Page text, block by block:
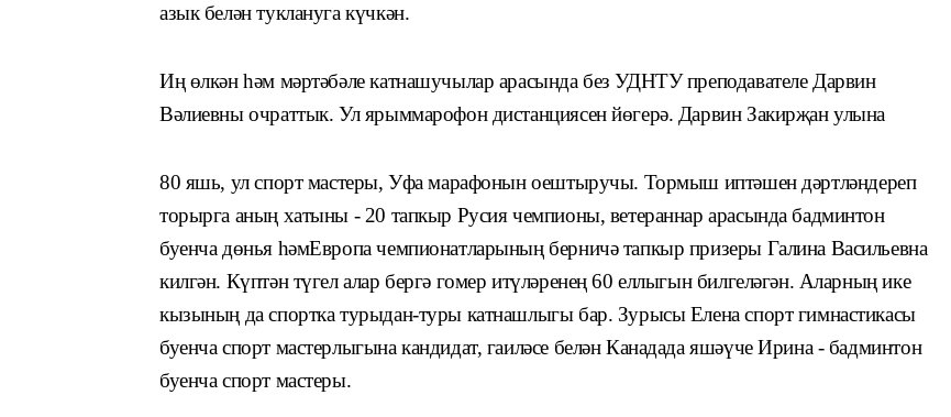
азык белән туклануга күчкән.
Иң өлкән һәм мәртәбәле катнашучылар арасында без УДНТУ преподавателе Дарвин
Вәлиевны очраттык. Ул ярыммарофон дис­танциясен йөгерә. Дарвин Закирҗан улына
80 яшь, ул спорт мастеры, Уфа марафонын оештыручы. Тормыш иптәшен дәртләндереп
торырга аның хатыны - 20 тапкыр Русия чемпи­оны, ветераннар арасында бадминтон
буенча дөнья һәмЕвропа чемпионатларының берничә тапкыр призеры Галина Васильевна
килгән. Күптән түгел алар бергә гомер итүләренең 60 еллыгын билгеләгән. Аларның ике
кызының да спортка турыдан-туры катнашлыгы бар. Зурысы Елена спорт гимнастикасы
буенча спорт мастерлыгына кандидат, гаиләсе белән Канадада яшәүче Ирина - бадминтон
буенча спорт мастеры.